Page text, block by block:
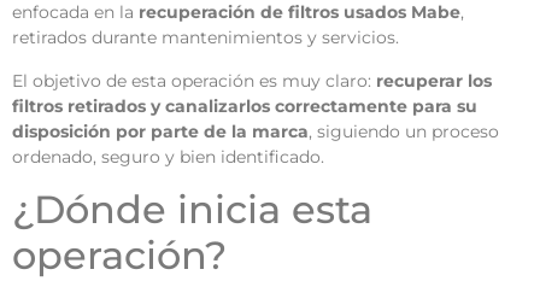
enfocada en la recuperación de filtros usados Mabe,
retirados durante mantenimientos y servicios.
El objetivo de esta operación es muy claro: recuperar los
filtros retirados y canalizarlos correctamente para su
disposición por parte de la marca, siguiendo un proceso
ordenado, seguro y bien identificado.
¿Dónde inicia esta
operación?